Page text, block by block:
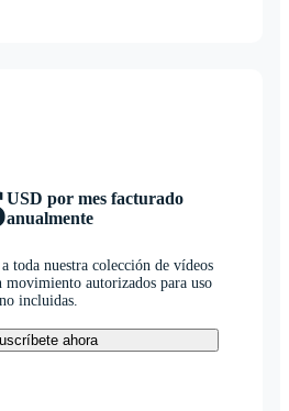
USD por mes facturado
anualmente
toda nuestra colección de vídeos
movimiento autorizados para uso
incluidas.
ahora